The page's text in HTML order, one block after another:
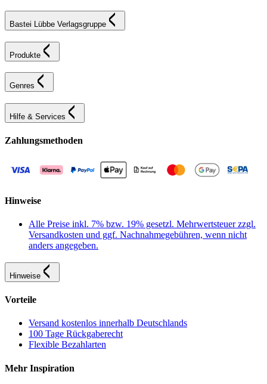
Bastei Lübbe Verlagsgruppe
Produkte
Genres
Hilfe & Services
Zahlungsmethoden
Hinweise
Alle Preise inkl. 7% bzw. 19% gesetzl. Mehrwertsteuer zzgl.
Versandkosten und ggf. Nachnahmegebühren, wenn nicht
anders angegeben.
Hinweise
Vorteile
Versand kostenlos innerhalb Deutschlands
100 Tage Rückgaberecht
Flexible Bezahlarten
Mehr Inspiration